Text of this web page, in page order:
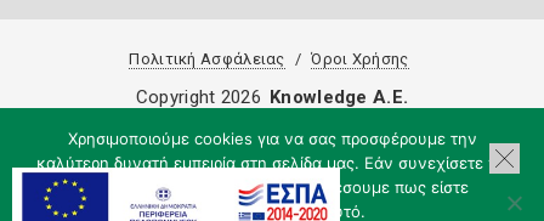
Πολιτική Ασφάλειας Όροι Χρήσης
Χρησιμοποιούμε cookies για να σας προσφέρουμε την
καλύτερη δυνατή εμπειρία στη σελίδα μας. Εάν συνεχίσετε να
χρησιμοποιείτε τη σελίδα, θα υποθέσουμε πως είστε
ικανοποιημένοι με αυτό.
Copyright 2026 Knowledge A.E.